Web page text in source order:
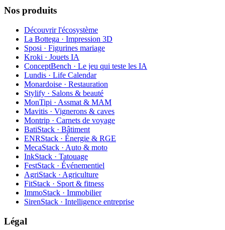
Nos produits
Découvrir l'écosystème
La Bottega · Impression 3D
Sposi · Figurines mariage
Kroki · Jouets IA
ConceptBench · Le jeu qui teste les IA
Lundis · Life Calendar
Monardoise · Restauration
Stylify · Salons & beauté
MonTipi · Assmat & MAM
Mavitis · Vignerons & caves
Montrip · Carnets de voyage
BatiStack · Bâtiment
ENRStack · Énergie & RGE
MecaStack · Auto & moto
InkStack · Tatouage
FestStack · Événementiel
AgriStack · Agriculture
FitStack · Sport & fitness
ImmoStack · Immobilier
SirenStack · Intelligence entreprise
Légal